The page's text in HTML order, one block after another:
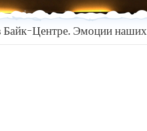
Байк-Центре. Эмоции наших